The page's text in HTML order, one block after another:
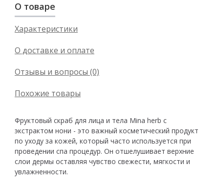
О товаре
Характеристики
О доставке и оплате
Отзывы и вопросы (0)
Похожие товары
Фруктовый скраб для лица и тела Mina herb с
экстрактом нони - это важный косметический продукт
по уходу за кожей, который часто используется при
проведении спа процедур. Он отшелушивает верхние
слои дермы оставляя чувство свежести, мягкости и
увлажненности.